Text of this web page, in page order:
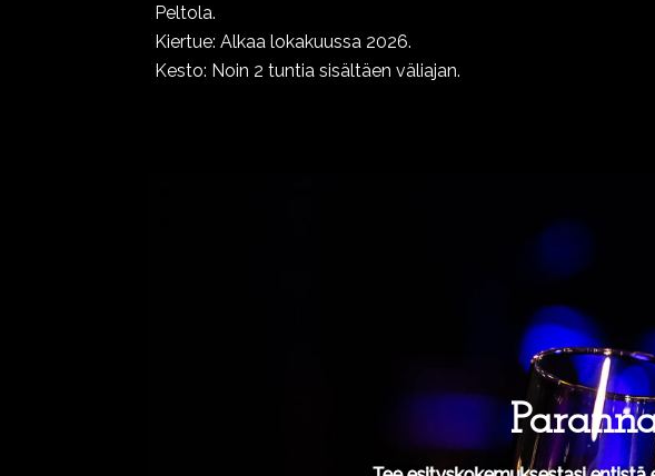
Peltola.
Kiertue: Alkaa lokakuussa 2026.
Kesto: Noin 2 tuntia sisältäen väliajan.